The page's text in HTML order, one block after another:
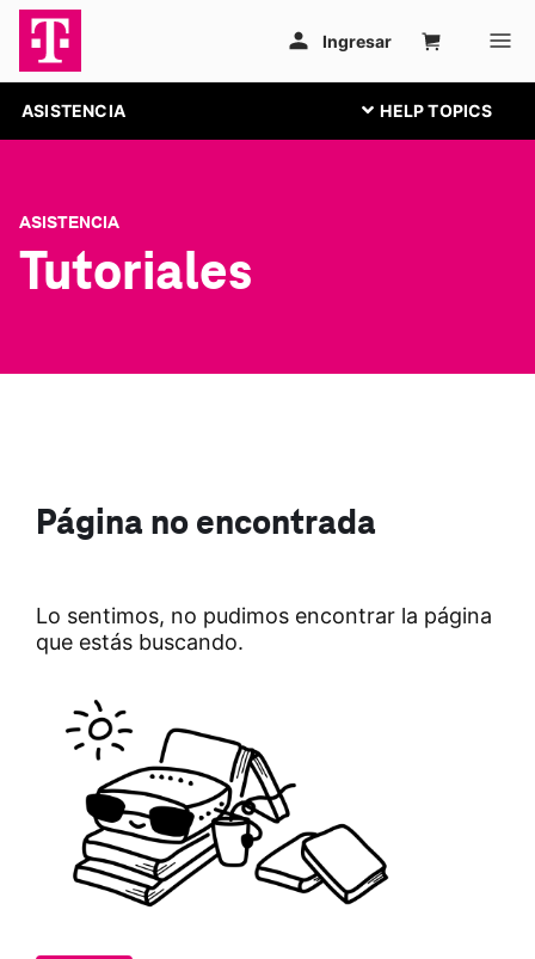
ASISTENCIA
ASISTENCIA
Tutoriales